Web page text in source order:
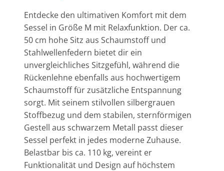
Entdecke den ultimativen Komfort mit dem
Sessel in Größe M mit Relaxfunktion. Der ca.
50 cm hohe Sitz aus Schaumstoff und
Stahlwellenfedern bietet dir ein
unvergleichliches Sitzgefühl, während die
Rückenlehne ebenfalls aus hochwertigem
Schaumstoff für zusätzliche Entspannung
sorgt. Mit seinem stilvollen silbergrauen
Stoffbezug und dem stabilen, sternförmigen
Gestell aus schwarzem Metall passt dieser
Sessel perfekt in jedes moderne Zuhause.
Belastbar bis ca. 110 kg, vereint er
Funktionalität und Design auf höchstem